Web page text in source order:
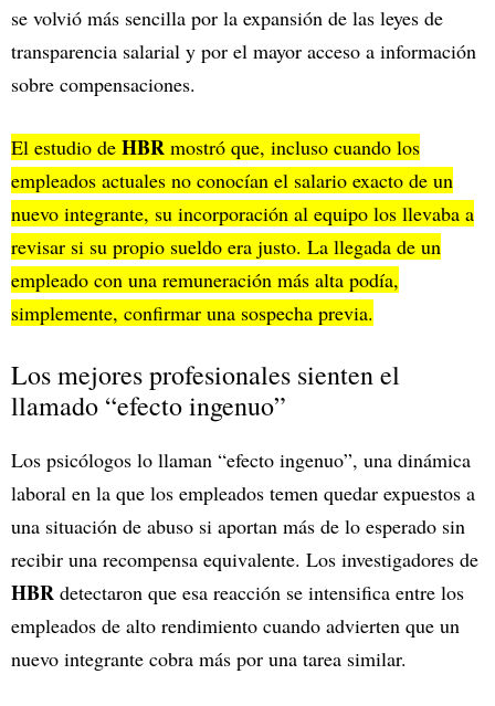
se volvió más sencilla por la expansión de las leyes de
transparencia salarial y por el mayor acceso a información
sobre compensaciones.
El estudio de HBR mostró que, incluso cuando los
empleados actuales no conocían el salario exacto de un
nuevo integrante, su incorporación al equipo los llevaba a
revisar si su propio sueldo era justo. La llegada de un
empleado con una remuneración más alta podía,
simplemente, confirmar una sospecha previa.
Los mejores profesionales sienten el
llamado “efecto ingenuo”
Los psicólogos lo llaman “efecto ingenuo”, una dinámica
laboral en la que los empleados temen quedar expuestos a
una situación de abuso si aportan más de lo esperado sin
recibir una recompensa equivalente. Los investigadores de
HBR detectaron que esa reacción se intensifica entre los
empleados de alto rendimiento cuando advierten que un
nuevo integrante cobra más por una tarea similar.